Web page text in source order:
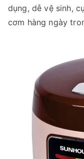
dụng, dễ vệ sinh,
cơm hàng ngày